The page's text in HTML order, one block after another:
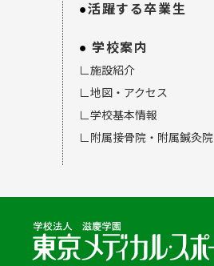
活躍する卒業生
学校案内
∟施設紹介
∟地図・アクセス
∟学校基本情報
∟附属接骨院・附属鍼灸院